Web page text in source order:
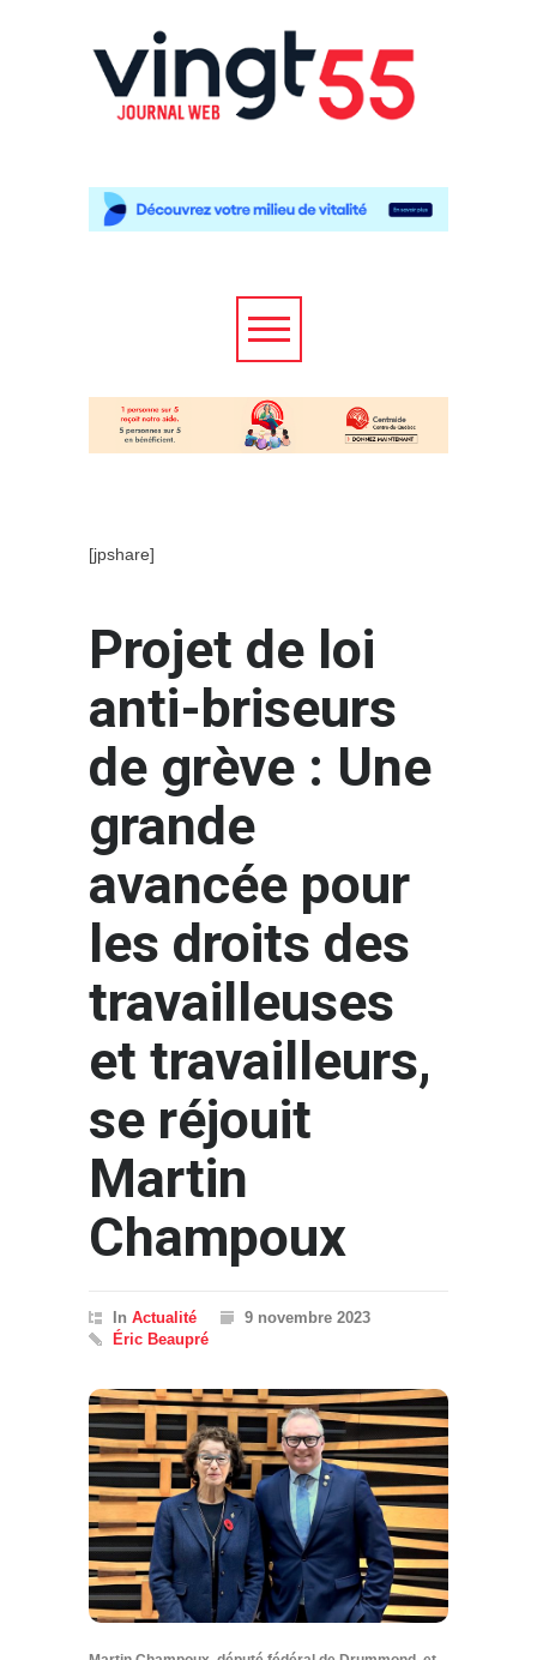
[jpshare]
Projet de loi
anti-briseurs
de grève : Une
grande
avancée pour
les droits des
travailleuses
et travailleurs,
se réjouit
Martin
Champoux
In Actualité
9 novembre 2023
Éric Beaupré